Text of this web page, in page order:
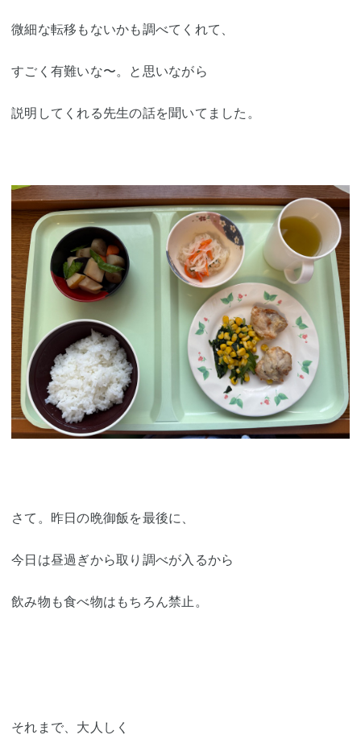
微細な転移もないかも調べてくれて、
すごく有難いな〜。と思いながら
説明してくれる先生の話を聞いてました。
さて。昨日の晩御飯を最後に、
今日は昼過ぎから取り調べが入るから
飲み物も食べ物はもちろん禁止。
それまで、大人しく